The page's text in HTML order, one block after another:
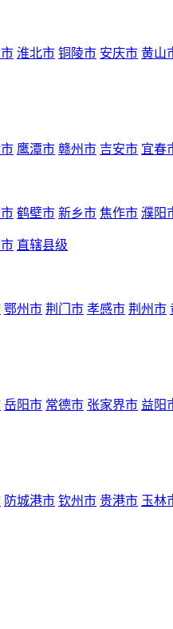
淮北市 铜陵市 安庆市 黄山
鹰潭市 赣州市 吉安市 宜春
鹤壁市 新乡市 焦作市 濮阳
直辖县级
鄂州市 荆门市 孝感市 荆州市
岳阳市 常德市 张家界市 益阳
防城港市 钦州市 贵港市 玉林